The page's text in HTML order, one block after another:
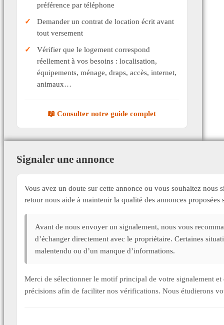
préférence par téléphone
Demander un contrat de location écrit avant
tout versement
Vérifier que le logement correspond
réellement à vos besoins : localisation,
équipements, ménage, draps, accès, internet,
animaux…
📖 Consulter notre guide complet
Signaler une annonce
Vous avez un doute sur cette annonce ou vous souhaitez
retour nous aide à maintenir la qualité des annonces proposées
Avant de nous envoyer un signalement, nous vous
d’échanger directement avec le propriétaire. Certaines
malentendu ou d’un manque d’informations.
Merci de sélectionner le motif principal de votre signalement
précisions afin de faciliter nos vérifications. Nous étudierons